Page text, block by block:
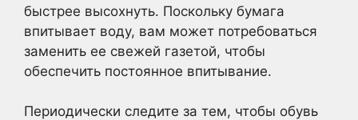
быстрее высохнуть. Поскольку бумага
впитывает воду, вам может потребоваться
заменить ее свежей газетой, чтобы
обеспечить постоянное впитывание.
Периодически следите за тем, чтобы обувь